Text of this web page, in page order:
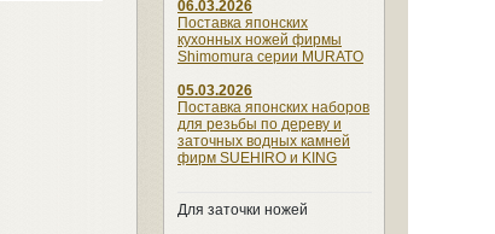
06.03.2026
Поставка японских
кухонных ножей фирмы
Shimomura серии MURATO
05.03.2026
Поставка японских наборов
для резьбы по дереву и
заточных водных камней
фирм SUEHIRO и KING
Для заточки ножей